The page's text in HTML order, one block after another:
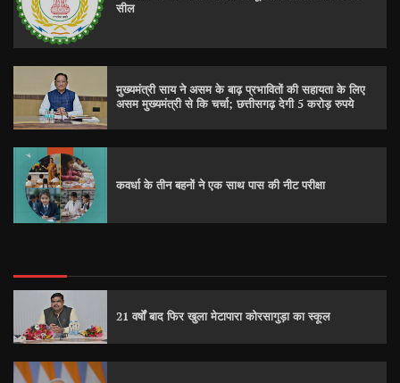
सील
मुख्यमंत्री साय ने असम के बाढ़ प्रभावितों की सहायता के लिए
असम मुख्यमंत्री से कि चर्चा; छत्तीसगढ़ देगी 5 करोड़ रुपये
कवर्धा के तीन बहनों ने एक साथ पास की नीट परीक्षा
21 वर्षों बाद फिर खुला मेटापारा कोरसागुड़ा का स्कूल